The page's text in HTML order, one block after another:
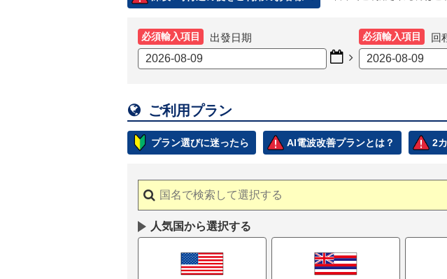
必須輸入項目 出發日期
 
必須輸入項目 回
 ご利用プラン
プラン選びに迷ったら AI電波改善プランとは？ 2
人気国から選択する